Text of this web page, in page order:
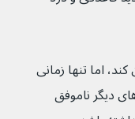
درمان کند، اما تنها زمانی
گرفته می‌شود که تمامی درمان‌های دیگر ناموفق